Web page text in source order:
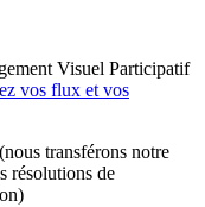
Visuel Participatif
vos flux et vos
transférons notre
résolutions de